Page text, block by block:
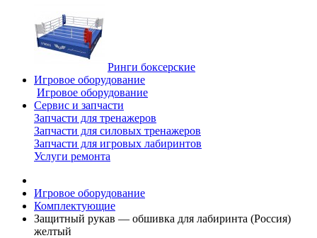
Ринги боксерские
Игровое оборудование
Игровое оборудование
Сервис и запчасти
Запчасти для тренажеров
Запчасти для силовых тренажеров
Запчасти для игровых лабиринтов
Услуги ремонта
Игровое оборудование
Комплектующие
Защитный рукав — обшивка для лабиринта (Россия)
желтый